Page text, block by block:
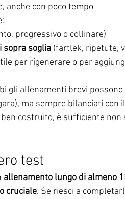
anche con poco tempo
progressivo o collinare)
sopra soglia (fartlek, ripetute,
per rigenerare o per
gli allenamenti brevi
ma sempre bilanciati con
costruito, è sufficiente
test
allenamento lungo di almeno
cruciale. Se riesci a